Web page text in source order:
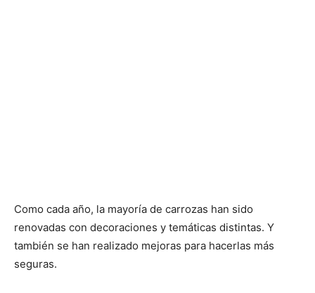
Como cada año, la mayoría de carrozas han sido
renovadas con decoraciones y temáticas distintas. Y
también se han realizado mejoras para hacerlas más
seguras.